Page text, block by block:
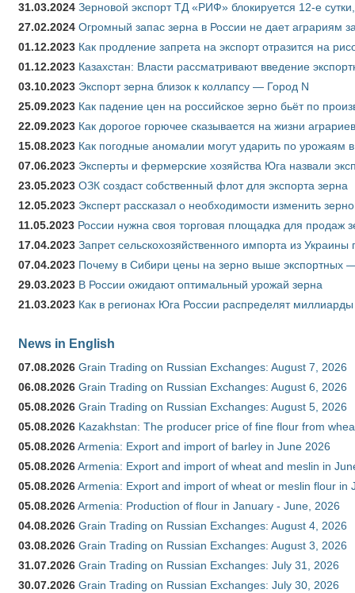
31.03.2024 Зерновой экспорт ТД «РИФ» блокируется 12-е
27.02.2024 Огромный запас зерна в России не дает аграриям
01.12.2023 Как продление запрета на экспорт отразится на
01.12.2023 Казахстан: Власти рассматривают введение
03.10.2023 Экспорт зерна близок к коллапсу — Город N
25.09.2023 Как падение цен на российское зерно бьёт по
22.09.2023 Как дорогое горючее сказывается на жизни аграриев
15.08.2023 Как погодные аномалии могут ударить по урожаям
07.06.2023 Эксперты и фермерские хозяйства Юга назвали
23.05.2023 ОЗК создаст собственный флот для экспорта зерна
12.05.2023 Эксперт рассказал о необходимости изменить
11.05.2023 России нужна своя торговая площадка для продаж
17.04.2023 Запрет сельскохозяйственного импорта из
07.04.2023 Почему в Сибири цены на зерно выше экспортных
29.03.2023 В России ожидают оптимальный урожай зерна
21.03.2023 Как в регионах Юга России распределят
News in English
07.08.2026 Grain Trading on Russian Exchanges: August 7, 2026
06.08.2026 Grain Trading on Russian Exchanges: August 6, 2026
05.08.2026 Grain Trading on Russian Exchanges: August 5, 2026
05.08.2026 Kazakhstan: The producer price of fine flour from
05.08.2026Armenia: Export and import of barley in June 2026
05.08.2026Armenia: Export and import of wheat and meslin in
05.08.2026Armenia: Export and import of wheat or meslin flour in
05.08.2026Armenia: Production of flour in January - June, 2026
04.08.2026 Grain Trading on Russian Exchanges: August 4, 2026
03.08.2026 Grain Trading on Russian Exchanges: August 3, 2026
31.07.2026 Grain Trading on Russian Exchanges: July 31, 2026
30.07.2026 Grain Trading on Russian Exchanges: July 30, 2026